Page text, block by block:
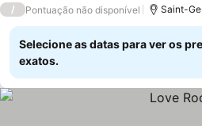
/ Pontuação não disponível
Selecione as datas para ver os
exatos.